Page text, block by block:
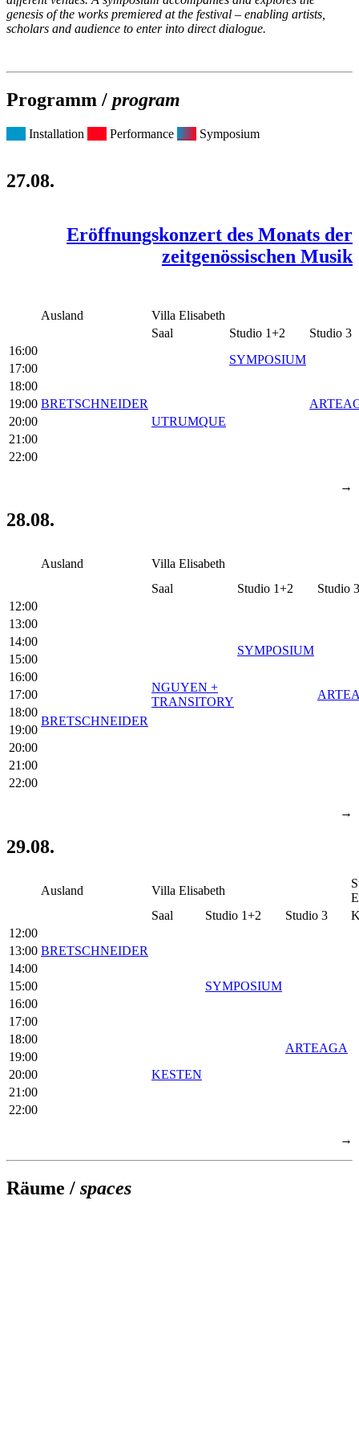
genesis of the works premiered at the festival – enabling artists,
scholars and audience to enter into direct dialogue.
Programm / program
Installation Performance Symposium
27.08.
Eröffnungskonzert des Monats der
zeitgenössischen Musik
Ausland
Villa Elisabeth
Saal
Studio 1+2
Studio 3
16:00
BRETSCHNEIDER
SYMPOSIUM
17:00
18:00
UTRUMQUE
19:00
20:00
21:00
22:00
→
28.08.
Ausland
Villa Elisabeth
Saal
Studio 1+2
Studio 3
12:00
NGUYEN +
TRANSITORY
SYMPOSIUM
13:00
14:00
15:00
BRETSCHNEIDER
16:00
17:00
18:00
19:00
20:00
21:00
22:00
→
29.08.
Ausland Villa Elisabeth
Saal
Studio 1+2 Studio 3
12:00
BRETSCHNEIDER
13:00
SYMPOSIUM
14:00
15:00
ARTEAGA
16:00
17:00
18:00
KESTEN
19:00
20:00
21:00
22:00
→
Räume / spaces